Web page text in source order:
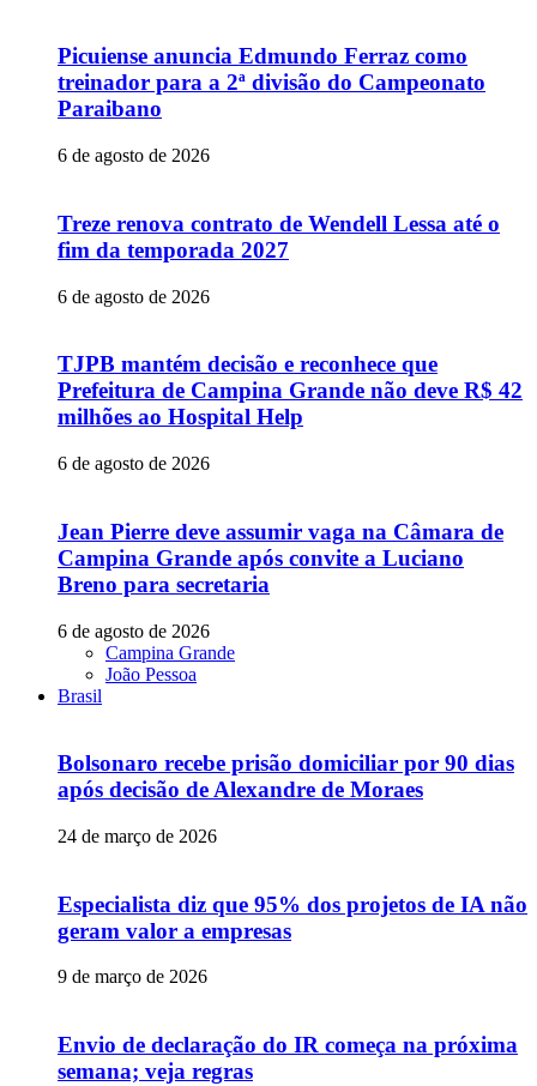
Picuiense anuncia Edmundo Ferraz como
treinador para a 2ª divisão do Campeonato
Paraibano
6 de agosto de 2026
Treze renova contrato de Wendell Lessa até o
fim da temporada 2027
6 de agosto de 2026
TJPB mantém decisão e reconhece que
Prefeitura de Campina Grande não deve R$ 42
milhões ao Hospital Help
6 de agosto de 2026
Jean Pierre deve assumir vaga na Câmara de
Campina Grande após convite a Luciano
Breno para secretaria
6 de agosto de 2026
Campina Grande
João Pessoa
Brasil
Bolsonaro recebe prisão domiciliar por 90 dias
após decisão de Alexandre de Moraes
24 de março de 2026
Especialista diz que 95% dos projetos de IA não
geram valor a empresas
9 de março de 2026
Envio de declaração do IR começa na próxima
semana; veja regras